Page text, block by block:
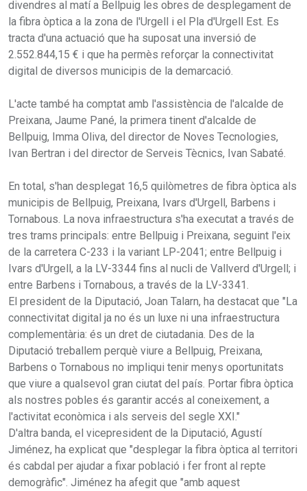
divendres al matí a Bellpuig les obres de desplegament de
la fibra òptica a la zona de l'Urgell i el Pla d'Urgell Est. Es
tracta d'una actuació que ha suposat una inversió de
2.552.844,15 € i que ha permès reforçar la connectivitat
digital de diversos municipis de la demarcació.
L'acte també ha comptat amb l'assistència de l'alcalde de
Preixana, Jaume Pané, la primera tinent d'alcalde de
Bellpuig, Imma Oliva, del director de Noves Tecnologies,
Ivan Bertran i del director de Serveis Tècnics, Ivan Sabaté.
En total, s'han desplegat 16,5 quilòmetres de fibra òptica als
municipis de Bellpuig, Preixana, Ivars d'Urgell, Barbens i
Tornabous. La nova infraestructura s'ha executat a través de
tres trams principals: entre Bellpuig i Preixana, seguint l'eix
de la carretera C-233 i la variant LP-2041; entre Bellpuig i
Ivars d'Urgell, a la LV-3344 fins al nucli de Vallverd d'Urgell; i
entre Barbens i Tornabous, a través de la LV-3341.
El president de la Diputació, Joan Talarn, ha destacat que "La
connectivitat digital ja no és un luxe ni una infraestructura
complementària: és un dret de ciutadania. Des de la
Diputació treballem perquè viure a Bellpuig, Preixana,
Barbens o Tornabous no impliqui tenir menys oportunitats
que viure a qualsevol gran ciutat del país. Portar fibra òptica
als nostres pobles és garantir accés al coneixement, a
l'activitat econòmica i als serveis del segle XXI."
D'altra banda, el vicepresident de la Diputació, Agustí
Jiménez, ha explicat que "desplegar la fibra òptica al territori
és cabdal per ajudar a fixar població i fer front al repte
demogràfic". Jiménez ha afegit que "amb aquest